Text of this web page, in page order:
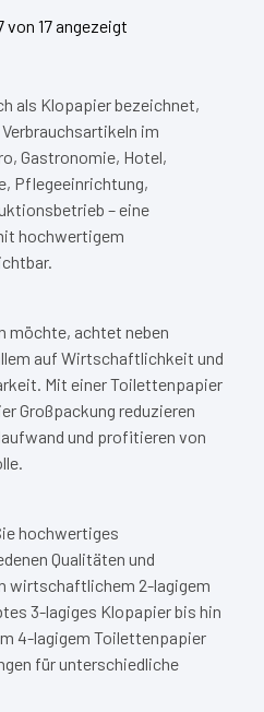
von 17 angezeigt
als Klopapier bezeichnet,
im
Gastronomie, Hotel,
Pflegeeinrichtung,
– eine
hochwertigem
möchte, achtet neben
auf Wirtschaftlichkeit und
Mit einer Toilettenpapier
Großpackung reduzieren
und profitieren von
hochwertiges
Qualitäten und
wirtschaftlichem 2-lagigem
3-lagiges Klopapier bis hin
4-lagigem Toilettenpapier
für unterschiedliche